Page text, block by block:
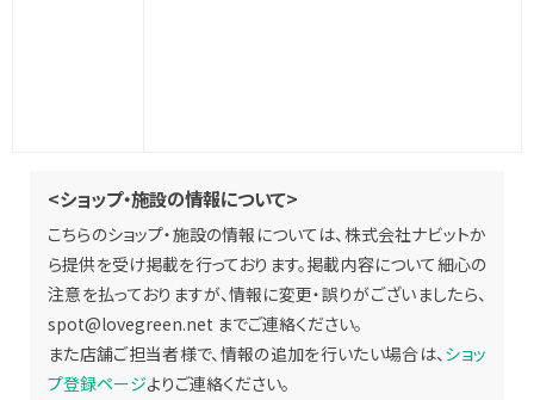
<ショップ・施設の情報について>
こちらのショップ・施設の情報については、株式会社ナビットか
ら提供を受け掲載を行っております。掲載内容について細心の
注意を払っておりますが、情報に変更・誤りがございましたら、
spot@lovegreen.net までご連絡ください。
また店舗ご担当者様で、情報の追加を行いたい場合は、ショッ
プ登録ページよりご連絡ください。